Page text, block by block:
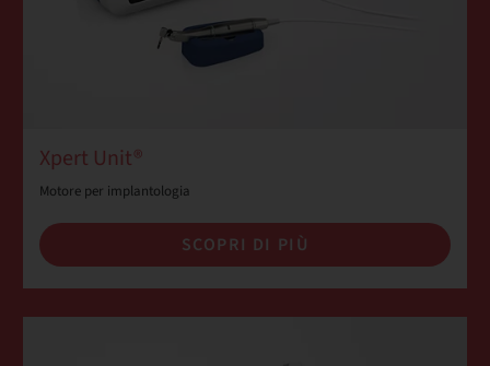
Xpert Unit®
Motore per implantologia
SCOPRI DI PIÙ